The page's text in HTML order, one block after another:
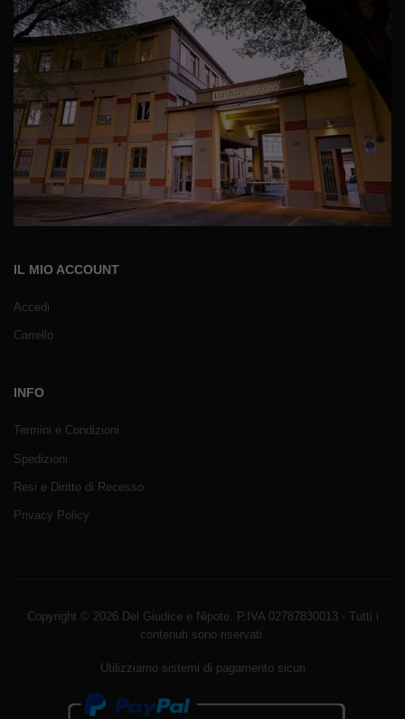
IL MIO ACCOUNT
Accedi
Carrello
INFO
Termini e Condizioni
Spedizioni
Resi e Diritto di Recesso
Privacy Policy
Copyright © 2026 Del Giudice e Nipote. P.IVA 02787830013 - Tutti i
contenuti sono riservati.
Utilizziamo sistemi di pagamento sicuri